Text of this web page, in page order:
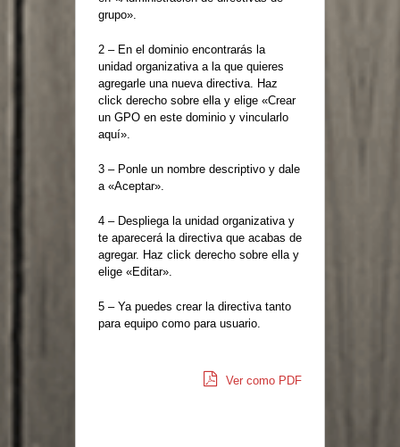
grupo».
2 – En el dominio encontrarás la
unidad organizativa a la que quieres
agregarle una nueva directiva. Haz
click derecho sobre ella y elige «Crear
un GPO en este dominio y vincularlo
aquí».
3 – Ponle un nombre descriptivo y dale
a «Aceptar».
4 – Despliega la unidad organizativa y
te aparecerá la directiva que acabas de
agregar. Haz click derecho sobre ella y
elige «Editar».
5 – Ya puedes crear la directiva tanto
para equipo como para usuario.
Ver como PDF